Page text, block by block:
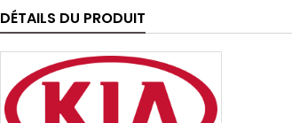
DÉTAILS DU PRODUIT